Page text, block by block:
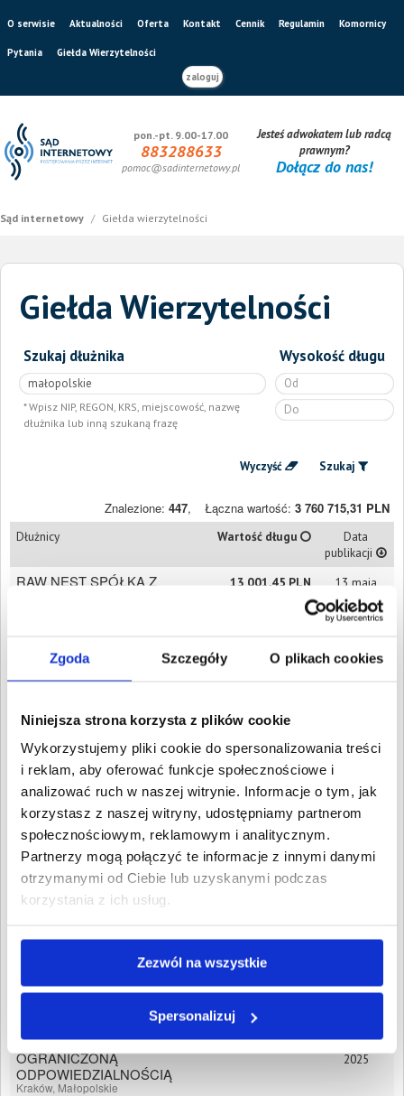
Zgoda Szczegóły O plikach cookies
Niniejsza strona korzysta z plików cookie
Wykorzystujemy pliki cookie do spersonalizowania treści
i reklam, aby oferować funkcje społecznościowe i
analizować ruch w naszej witrynie. Informacje o tym, jak
korzystasz z naszej witryny, udostępniamy partnerom
społecznościowym, reklamowym i analitycznym.
Partnerzy mogą połączyć te informacje z innymi danymi
otrzymanymi od Ciebie lub uzyskanymi podczas
korzystania z ich usług.
Zezwól na wszystkie
Spersonalizuj
O serwisie Aktualności Oferta Kontakt Cennik Regulamin Komornicy
Pytania
Giełda Wierzytelności
zaloguj
pon.-pt. 9.00-17.00
883288633
pomoc@sadinternetowy.pl
Jesteś adwokatem lub radcą
prawnym?
Dołącz do nas!
Sąd internetowy / Giełda wierzytelności
Giełda Wierzytelności
Szukaj dłużnika
Wpisz NIP, REGON, KRS, miejscowość, nazwę
dłużnika lub inną szukaną frazę
Wysokość długu
Wyczyść Szukaj
Znalezione: 447, Łączna wartość: 3 760 715,31 PLN
Dłużnicy Wartość długu
Data
publikacji
RAW NEST SPÓŁKA Z
13 001,45 PLN
13 maja
2025
RUBY STAR SPÓŁKA
Z OGRANICZONĄ
ODPOWIEDZIALNOŚCIĄ
575,39 PLN 8 maja 2025
HAYAT PARTNERS
SPÓŁKA Z
OGRANICZONĄ
ODPOWIEDZIALNOŚCIĄ
Kraków, Małopolskie
2 771,35 PLN
2025
ARTUR PARUCH
FIRMA
PRODUKCYJNO-
HANDLOWO-
USŁUGOWA
"PARMAX"
Łężkowice, Małopolskie
FIRMA
USŁUGOWA
5 427,43 PLN
7 marca
NIDUS SPÓŁKA Z
OGRANICZONĄ
ODPOWIEDZIALNOŚCIĄ
Kraków, Małopolskie
1 266,70 PLN
3 marca
2025